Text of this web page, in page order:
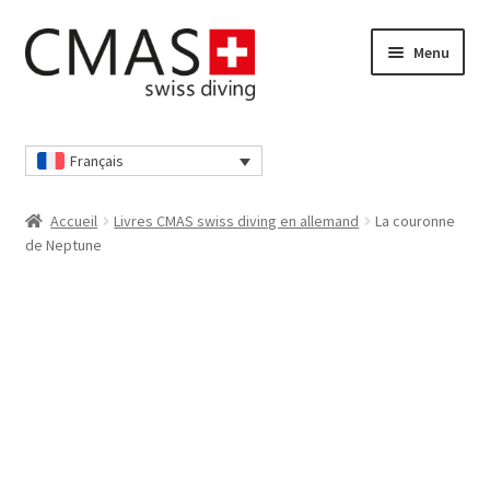
Aller
à
Aller
au
Menu
Caisse
Français
Accueil Livres CMAS swiss diving en allemand
La couronne
de Neptune